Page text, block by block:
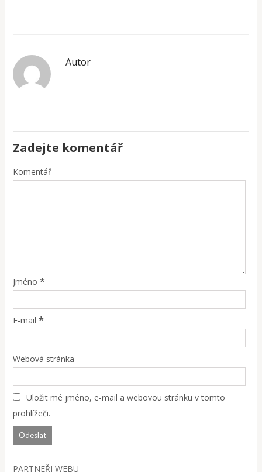
Autor
Zadejte komentář
Komentář
Jméno *
E-mail *
Webová stránka
Uložit mé jméno, e-mail a webovou stránku v tomto
prohlížeči.
PARTNEŘI WEBU